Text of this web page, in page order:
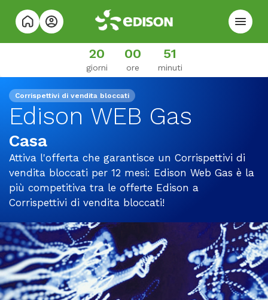
20
giorni
00
ore
50
minuti
Corrispettivi di vendita bloccati
Edison WEB Gas
Casa
Attiva l'offerta che garantisce un Corrispettivi di
vendita bloccati per 12 mesi: Edison Web Gas è la
più competitiva tra le offerte Edison a
Corrispettivi di vendita bloccati!